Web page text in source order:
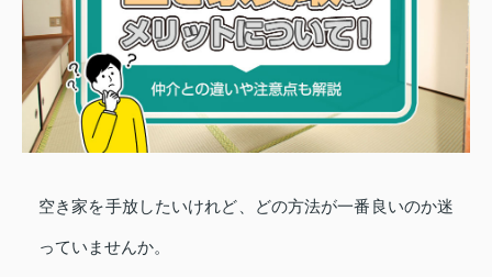
空き家を手放したいけれど、どの方法が一番良いのか迷
っていませんか。